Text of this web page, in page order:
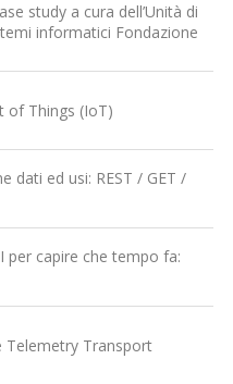
study a cura dell’Unità di
informatici Fondazione
of Things (IoT)
dati ed usi: REST / GET /
per capire che tempo fa:
Telemetry Transport